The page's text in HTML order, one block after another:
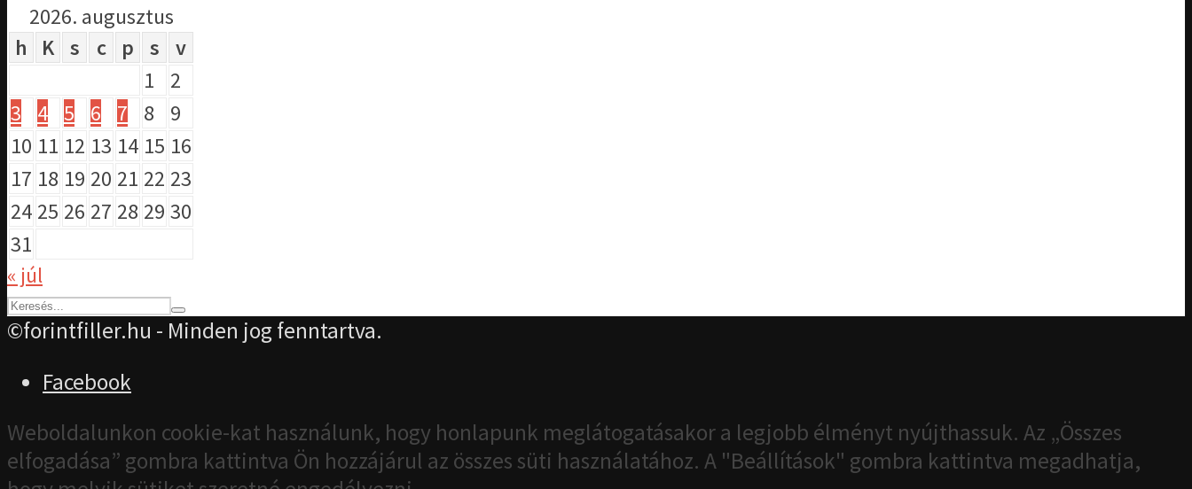
2026. augusztus
h
K s c p s
v
1
2
3
4 5 6 7 8
9
10 11 12 13 14 15 16
17 18 19 20 21 22 23
24 25 26 27 28 29 30
31
« júl
©forintfiller.hu - Minden jog fenntartva.
Facebook
Weboldalunkon cookie-kat használunk, hogy honlapunk meglátogatásakor a legjobb élményt nyújthassuk. Az „Összes
elfogadása” gombra kattintva Ön hozzájárul az összes süti használatához. A "Beállítások" gombra kattintva megadhatja,